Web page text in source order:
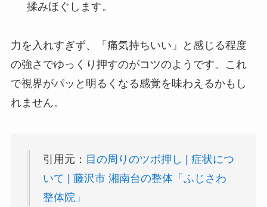
揉みほぐします。
力を入れすぎず、「痛気持ちいい」と感じる程度
の強さでゆっくり押すのがコツのようです。これ
で視界がパッと明るくなる感覚を味わえるかもし
れません。
引用元： 目の周りのツボ押し | 症状につ
いて | 藤沢市 湘南台の整体「ふじさわ
整体院」